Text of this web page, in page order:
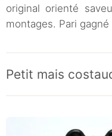
original orienté
montages. Pari
Petit mais